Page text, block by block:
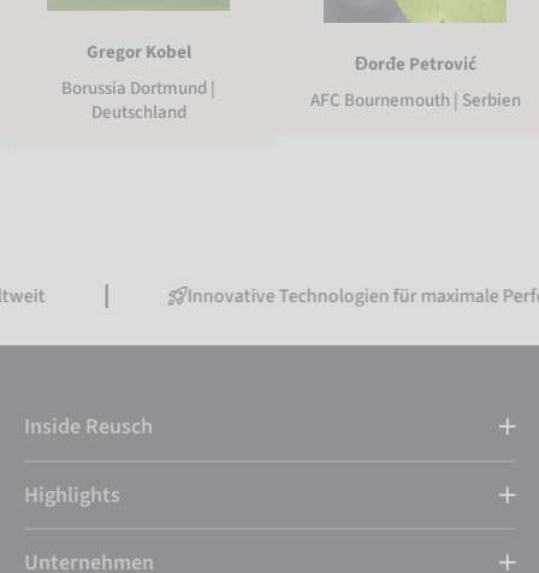
Gregor Kobel
Borussia Dortmund |
Deutschland
Đorđe Petrović
AFC Bournemouth | Serbien
Innovative Technologien für maximale
Inside Reusch
Highlights
Unternehmen